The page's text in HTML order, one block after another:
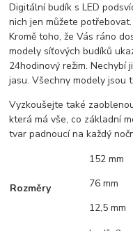
Digitální budík s LED
nich jen můžete
Kromě toho, že Vás ráno
modely síťových budíků
24hodinový režim. Nechybí
jasu. Všechny modely jsou
Vyzkoušejte také
která má vše, co základní
tvar padnoucí na každý
Rozměry
152 mm
76 mm
12,5 mm